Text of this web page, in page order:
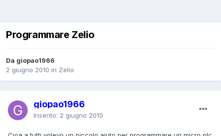
Programmare Zelio
Da giopao1966
2 giugno 2010 in Zelio
giopao1966
Inserito: 2 giugno 2010